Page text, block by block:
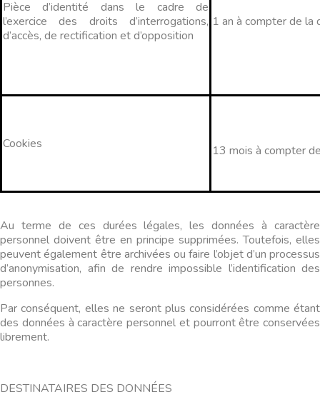
Pièce d’identité dans le cadre de
l’exercice des droits d’interrogations,
d’accès, de rectification et d’opposition
1 an à compter de la
Cookies 13 mois à compter
Au terme de ces durées légales, les données à caractère
personnel doivent être en principe supprimées. Toutefois, elles
peuvent également être archivées ou faire l’objet d’un processus
d’anonymisation, afin de rendre impossible l’identification des
personnes.
Par conséquent, elles ne seront plus considérées comme étant
des données à caractère personnel et pourront être conservées
librement.
DESTINATAIRES DES DONNÉES